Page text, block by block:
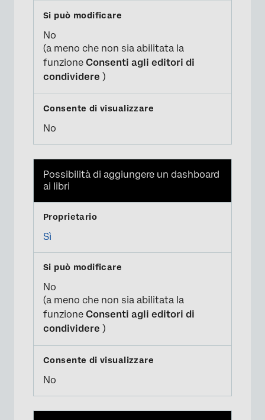
No
(a meno che non sia abilitata la
funzione Consenti agli editori di
condividere )
No
Possibilità di aggiungere un dashboard
ai libri
Sì
No
(a meno che non sia abilitata la
funzione Consenti agli editori di
condividere )
No